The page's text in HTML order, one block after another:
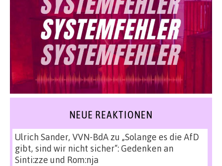
NEUE REAKTIONEN
Ulrich Sander, VVN-BdAzu „Solange es die AfD
gibt, sind wir nicht sicher“: Gedenken an
Sinti:zze und Rom:nja